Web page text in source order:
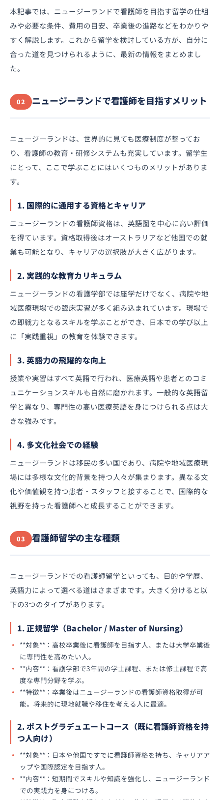
本記事では、ニュージーランドで看護師を目指す留学の仕組
みや必要な条件、費用の目安、卒業後の進路などをわかりや
すく解説します。これから留学を検討している方が、自分に
合った道を見つけられるように、最新の情報をまとめまし
た。
02 ニュージーランドで看護師を目指すメリット
ニュージーランドは、世界的に見ても医療制度が整ってお
り、看護師の教育・研修システムも充実しています。留学生
にとって、ここで学ぶことにはいくつものメリットがありま
す。
1. 国際的に通用する資格とキャリア
ニュージーランドの看護師資格は、英語圏を中心に高い評価
を得ています。資格取得後はオーストラリアなど他国での就
業も可能となり、キャリアの選択肢が大きく広がります。
2. 実践的な教育カリキュラム
ニュージーランドの看護学部では座学だけでなく、病院や地
域医療現場での臨床実習が多く組み込まれています。現場で
の即戦力となるスキルを学ぶことができ、日本での学び以上
に「実践重視」の教育を体験できます。
3. 英語力の飛躍的な向上
授業や実習はすべて英語で行われ、医療英語や患者とのコミ
ュニケーションスキルも自然に磨かれます。一般的な英語留
学と異なり、専門性の高い医療英語を身につけられる点は大
きな強みです。
4. 多文化社会での経験
ニュージーランドは移民の多い国であり、病院や地域医療現
場には多様な文化的背景を持つ人々が集まります。異なる文
化や価値観を持つ患者・スタッフと接することで、国際的な
視野を持った看護師へと成長することができます。
03 看護師留学の主な種類
ニュージーランドでの看護師留学といっても、目的や学歴、
英語力によって選べる道はさまざまです。大きく分けると以
下の3つのタイプがあります。
1. 正規留学（Bachelor / Master of Nursing）
**対象**：高校卒業後に看護師を目指す人、または大学卒業後
に専門性を高めたい人。
**内容**：看護学部で3年間の学士課程、または修士課程で高
度な専門分野を学ぶ。
**特徴**：卒業後はニュージーランドの看護師資格取得が可
能。将来的に現地就職や移住を考える人に最適。
2. ポストグラデュエートコース（既に看護師資格を持
つ人向け）
**対象**：日本や他国ですでに看護師資格を持ち、キャリアア
ップや国際認定を目指す人。
**内容**：短期間でスキルや知識を強化し、ニュージーランド
での実践力を身につける。